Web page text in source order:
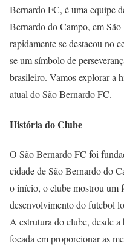
Bernardo FC, é uma equipe
Bernardo do Campo, em
rapidamente se destacou no
se um símbolo de
brasileiro. Vamos explorar a
atual do São Bernardo FC.
História do Clube
O São Bernardo FC foi
cidade de São Bernardo do
o início, o clube mostrou um
desenvolvimento do futebol
A estrutura do clube, desde
focada em proporcionar as